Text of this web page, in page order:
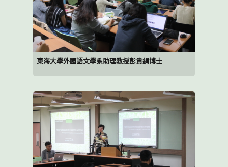
東海大學外國語文學系助理教授彭貴絹博士